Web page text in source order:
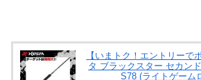
【いまトク！エントリーで
タ ブラックスター セカン
S78 (ライトゲーム